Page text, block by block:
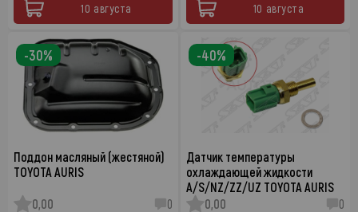
10 августа 10 августа
Поддон масляный (жестяной)
TOYOTA AURIS
0,00 0
-30%
Датчик температуры
охлаждающей жидкости
A/S/NZ/ZZ/UZ TOYOTA AURIS
0,00
0
-40%